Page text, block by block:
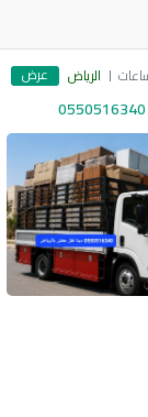
الرياض عرض